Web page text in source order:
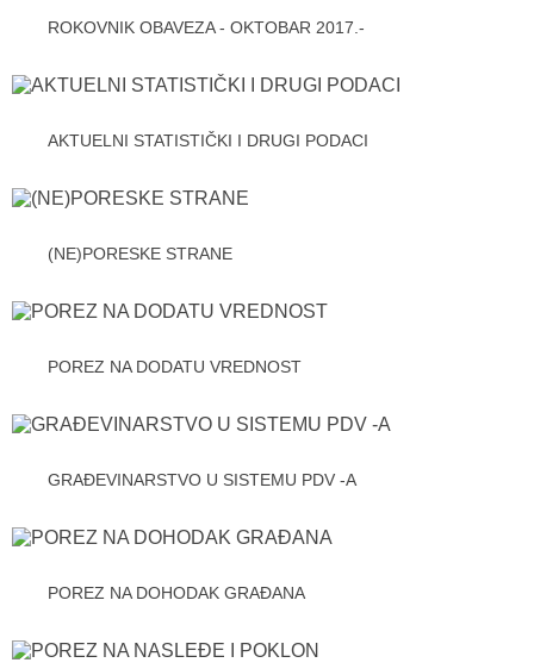
ROKOVNIK OBAVEZA - OKTOBAR 2017.-
AKTUELNI STATISTIČKI I DRUGI PODACI
(NE)PORESKE STRANE
POREZ NA DODATU VREDNOST
GRAĐEVINARSTVO U SISTEMU PDV -A
POREZ NA DOHODAK GRAĐANA